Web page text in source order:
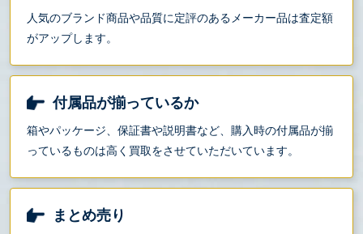
人気のブランド商品や品質に定評のあるメーカー品は査定額
がアップします。
付属品が揃っているか
箱やパッケージ、保証書や説明書など、購入時の付属品が揃
っているものは高く買取をさせていただいています。
まとめ売り